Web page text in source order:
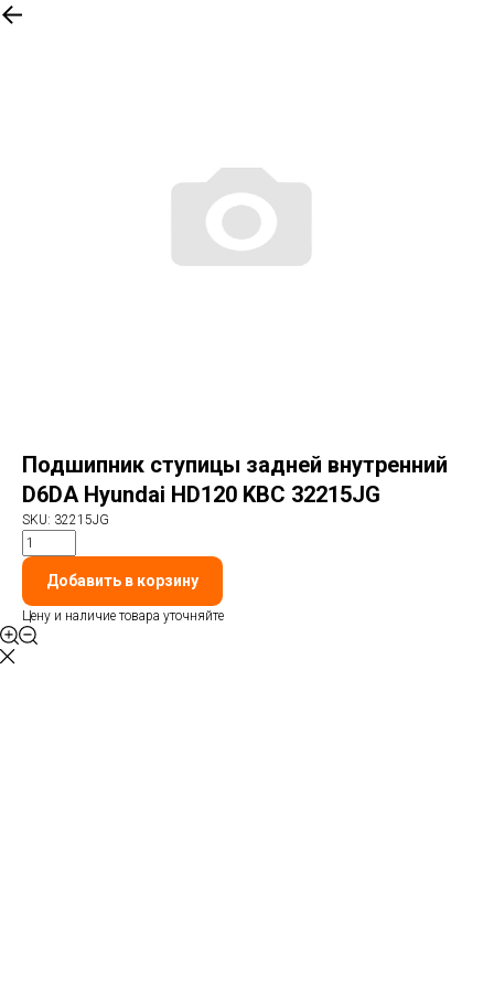
Вернуться
Подшипник ступицы задней внутренний
D6DA Hyundai HD120 KBC 32215JG
SKU: 32215JG
Добавить в корзину
Цену и наличие товара уточняйте